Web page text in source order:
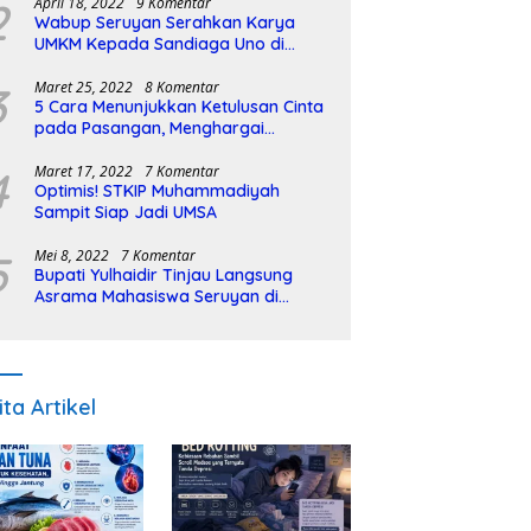
Wabup Seruyan Serahkan Karya
UMKM Kepada Sandiaga Uno di
Maret 25, 2022 8 Komentar
5 Cara Menunjukkan Ketulusan Cinta
pada Pasangan, Menghargai
Maret 17, 2022 7 Komentar
Optimis! STKIP Muhammadiyah
Sampit Siap Jadi UMSA
Mei 8, 2022 7 Komentar
Bupati Yulhaidir Tinjau Langsung
Asrama Mahasiswa Seruyan di
Artikel